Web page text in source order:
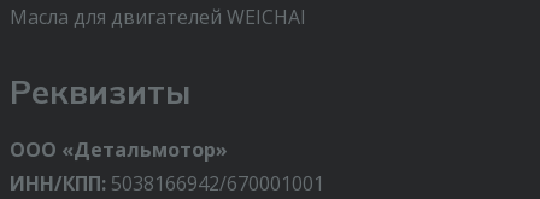
Масла для двигателей WEICHAI
Реквизиты
ООО «Детальмотор»
ИНН/КПП: 5038166942/670001001